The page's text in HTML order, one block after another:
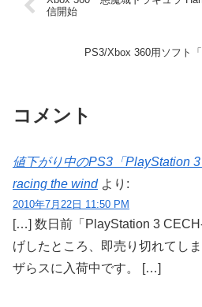
信開始
PS3/Xbox 360用ソフト
コメント
値下がり中のPS3「PlayStation
racing the wind より:
2010年7月22日 11:50 PM
[…] 数日前「PlayStation 3
げしたところ、即売り切れてし
ザらスに入荷中です。 […]